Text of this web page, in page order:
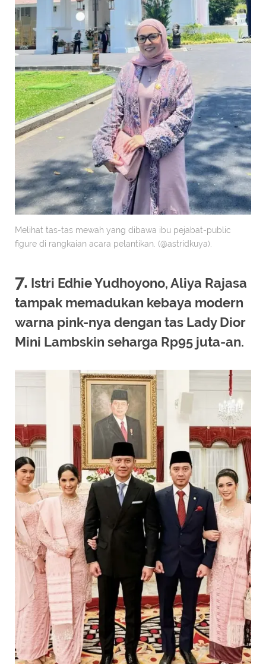
Melihat tas-tas mewah yang dibawa ibu pejabat-public
figure di rangkaian acara pelantikan. (@astridkuya).
7. Istri Edhie Yudhoyono, Aliya Rajasa
tampak memadukan kebaya modern
warna pink-nya dengan tas Lady Dior
Mini Lambskin seharga Rp95 juta-an.